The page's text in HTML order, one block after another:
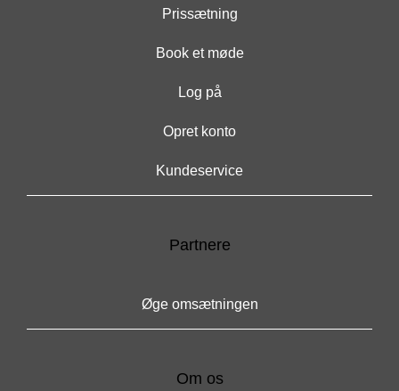
Prissætning
Book et møde
Log på
Opret konto
Kundeservice
Partnere
Øge omsætningen
Om os